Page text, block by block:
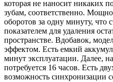
которая не наносит никаких
зубам, соответственно.
оборотов за одну минуту, что
показателем для удаления
пространстве. Вдобавок,
эффектом. Есть емкий
минут эксплуатации. Далее,
потребуется 16 часов. Есть
возможность синхронизации